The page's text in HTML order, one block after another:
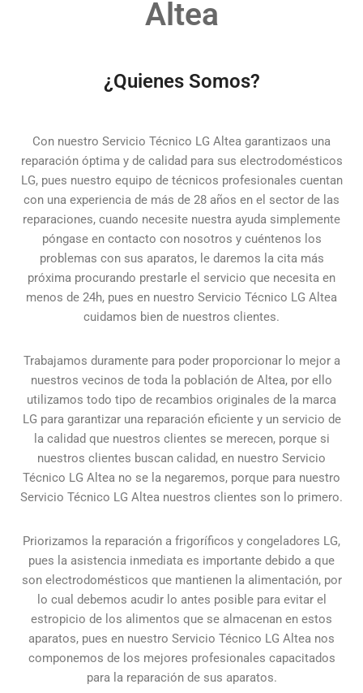
Altea
¿Quienes Somos?
Con nuestro Servicio Técnico LG Altea garantizaos una
reparación óptima y de calidad para sus electrodomésticos
LG, pues nuestro equipo de técnicos profesionales cuentan
con una experiencia de más de 28 años en el sector de las
reparaciones, cuando necesite nuestra ayuda simplemente
póngase en contacto con nosotros y cuéntenos los
problemas con sus aparatos, le daremos la cita más
próxima procurando prestarle el servicio que necesita en
menos de 24h, pues en nuestro Servicio Técnico LG Altea
cuidamos bien de nuestros clientes.
Trabajamos duramente para poder proporcionar lo mejor a
nuestros vecinos de toda la población de Altea, por ello
utilizamos todo tipo de recambios originales de la marca
LG para garantizar una reparación eficiente y un servicio de
la calidad que nuestros clientes se merecen, porque si
nuestros clientes buscan calidad, en nuestro Servicio
Técnico LG Altea no se la negaremos, porque para nuestro
Servicio Técnico LG Altea nuestros clientes son lo primero.
Priorizamos la reparación a frigoríficos y congeladores LG,
pues la asistencia inmediata es importante debido a que
son electrodomésticos que mantienen la alimentación, por
lo cual debemos acudir lo antes posible para evitar el
estropicio de los alimentos que se almacenan en estos
aparatos, pues en nuestro Servicio Técnico LG Altea nos
componemos de los mejores profesionales capacitados
para la reparación de sus aparatos.